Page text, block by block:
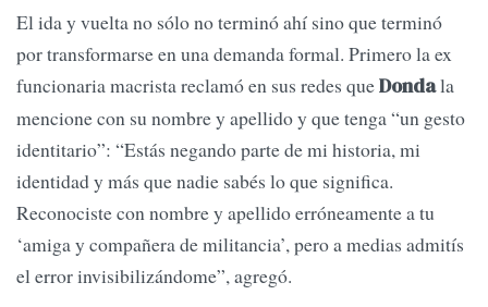
El ida y vuelta no sólo no terminó ahí sino que terminó
por transformarse en una demanda formal. Primero la ex
funcionaria macrista reclamó en sus redes queDondala
mencione con su nombre y apellido y que tenga “un gesto
identitario”: “Estás negando parte de mi historia, mi
identidad y más que nadie sabés lo que significa.
Reconociste con nombre y apellido erróneamente a tu
‘amiga y compañera de militancia’, pero a medias admitís
el error invisibilizándome”, agregó.